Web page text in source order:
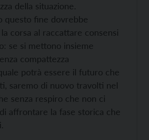
della situazione.
questo fine dovrebbe
corsa al raccattare consensi
se si mettono insieme
compattezza
potrà essere il futuro che
saremo di nuovo travolti nel
senza respiro che non ci
affrontare la fase storica che